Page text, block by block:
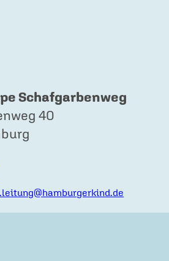
Schafgarbenweg
40